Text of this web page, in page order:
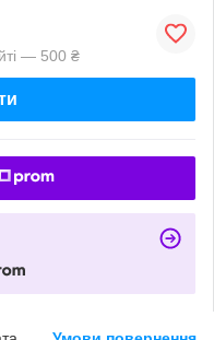
— 500 ₴